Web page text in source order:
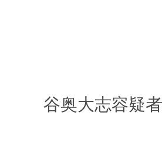
谷奥大志容疑